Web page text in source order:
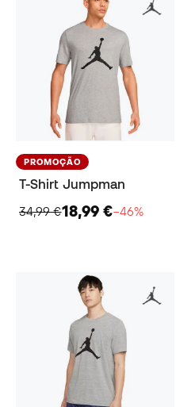
PROMOÇÃO
T-Shirt Jumpman
34,99 €18,99 €−46%